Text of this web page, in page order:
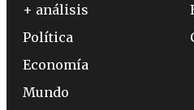
+ análisis
Política
Economía
Mundo